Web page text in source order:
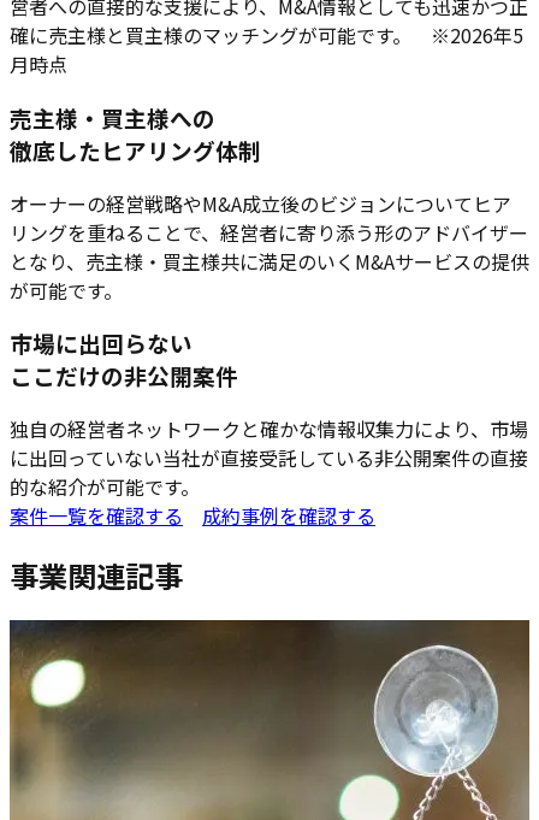
営者への直接的な支援により、M&A情報としても迅速かつ正
確に売主様と買主様のマッチングが可能です。 ※2026年5
月時点
売主様・買主様への
徹底したヒアリング体制
オーナーの経営戦略やM&A成立後のビジョンについてヒア
リングを重ねることで、経営者に寄り添う形のアドバイザー
となり、売主様・買主様共に満足のいくM&Aサービスの提供
が可能です。
市場に出回らない
ここだけの非公開案件
独自の経営者ネットワークと確かな情報収集力により、市場
に出回っていない当社が直接受託している非公開案件の直接
的な紹介が可能です。
案件一覧を確認する
成約事例を確認する
事業関連記事